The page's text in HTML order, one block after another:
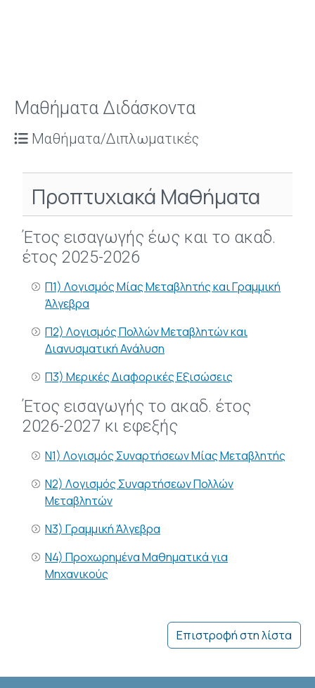
Μαθήματα Διδάσκοντα
Μαθήματα/Διπλωματικές
Προπτυχιακά Μαθήματα
Έτος εισαγωγής έως και το ακαδ.
έτος 2025-2026
Π1) Λογισμός Μίας Μεταβλητής και Γραμμική
Άλγεβρα
Π2) Λογισμός Πολλών Μεταβλητών και
Διανυσματική Ανάλυση
Π3) Μερικές Διαφορικές Εξισώσεις
Έτος εισαγωγής το ακαδ. έτος
2026-2027 κι εφεξής
Ν1) Λογισμός Συναρτήσεων Μίας Μεταβλητής
N2) Λογισμός Συναρτήσεων Πολλών
Μεταβλητών
N3) Γραμμική Άλγεβρα
Ν4) Προχωρημένα Μαθηματικά για
Μηχανικούς
Επιστροφή στη λίστα